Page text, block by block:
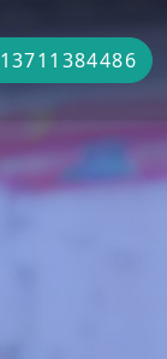
13711384486